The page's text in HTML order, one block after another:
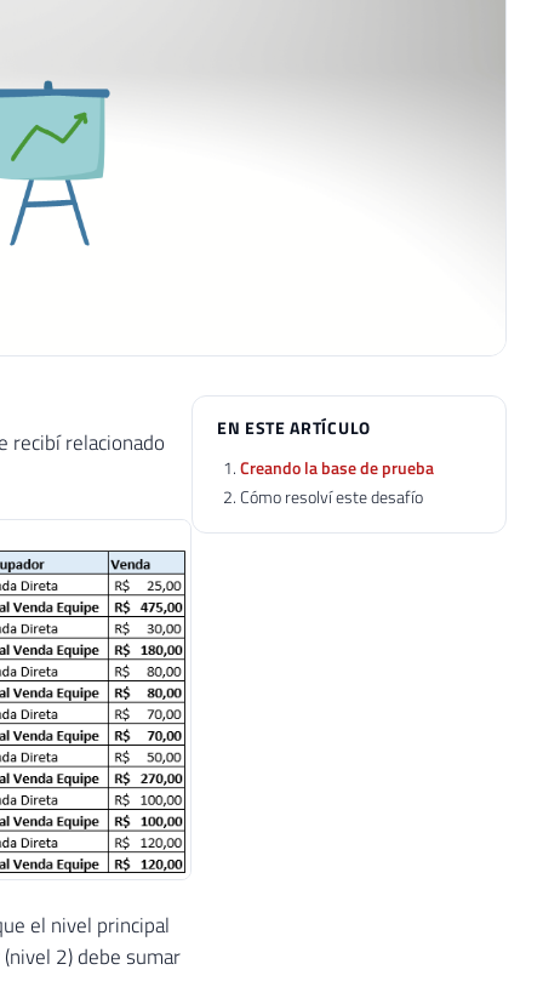
recibí relacionado
el nivel principal
2) debe sumar
EN ESTE ARTÍCULO
Creando la base de prueba
Cómo resolví este desafío